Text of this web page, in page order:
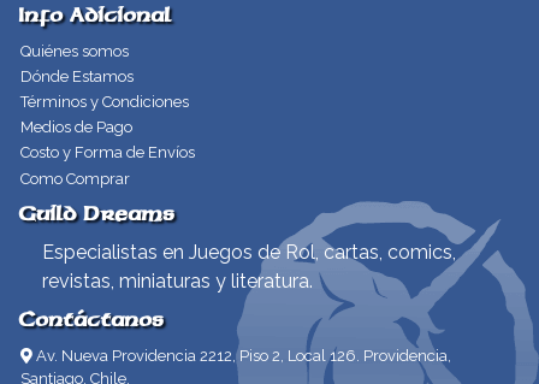
Info Adicional
Quiénes somos
Dónde Estamos
Términos y Condiciones
Medios de Pago
Costo y Forma de Envíos
Como Comprar
Guild Dreams
Especialistas en Juegos de Rol, cartas, comics,
revistas, miniaturas y literatura.
Contáctanos
Av. Nueva Providencia 2212, Piso 2, Local 126. Providencia,
Santiago, Chile.